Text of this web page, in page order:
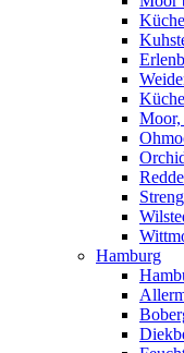
Moor,
Hamburg